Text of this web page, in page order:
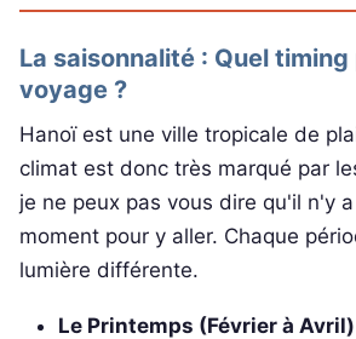
La saisonnalité : Quel
voyage ?
Hanoï est une ville tropicale de
climat est donc très marqué par
je ne peux pas vous dire qu'il n'y
moment pour y aller. Chaque
lumière différente.
Le Printemps (Février à Avril)